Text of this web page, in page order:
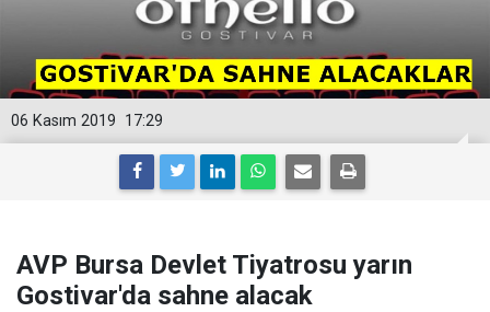
17:29
06 Kasım 2019
AVP Bursa Devlet Tiyatrosu yarın
Gostivar'da sahne alacak